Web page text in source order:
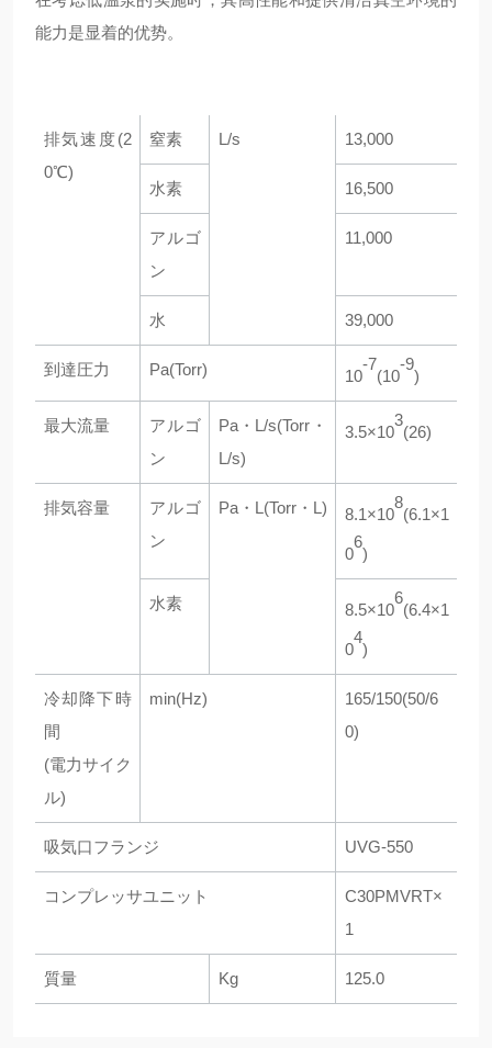
能力是显着的优势。
排気速度(2
0℃)
窒素 L/s 13,000
水素 16,500
アルゴ
ン
11,000
水 39,000
到達圧力 Pa(Torr) 10
-7
(10
-9
)
最大流量
アルゴ
ン
Pa・L/s(Torr・
L/s)
3.5×10
3
(26)
排気容量
アルゴ
ン
Pa・L(Torr・L) 8.1×10
8
(6.1×1
0
6
)
水素 8.5×10
6
(6.4×1
0
4
)
冷却降下時
間
(電力サイク
ル)
min(Hz)
165/150(50/6
0)
吸気口フランジ UVG-550
コンプレッサユニット
C30PMVRT×
1
質量 Kg 125.0